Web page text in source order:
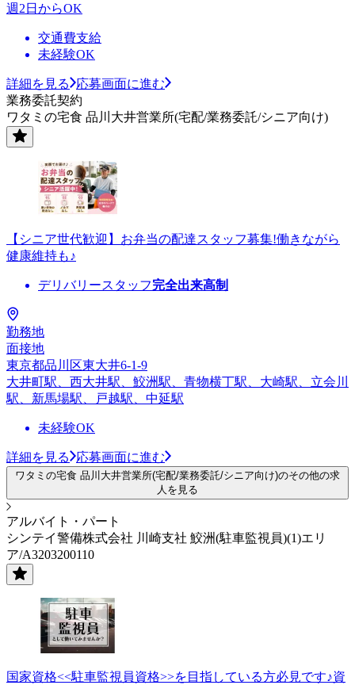
週2日からOK
交通費支給
未経験OK
詳細を見る
応募画面に進む
業務委託契約
ワタミの宅食 品川大井営業所(宅配/業務委託/シニア向け)
【シニア世代歓迎】お弁当の配達スタッフ募集!働きながら
健康維持も♪
デリバリースタッフ完全出来高制
勤務地
面接地
東京都品川区東大井6-1-9
大井町駅、西大井駅、鮫洲駅、青物横丁駅、大崎駅、立会川
駅、新馬場駅、戸越駅、中延駅
未経験OK
詳細を見る 応募画面に進む
ワタミの宅食 品川大井営業所(宅配/業務委託/シニア向け)のその他の求
人を見る
アルバイト・パート
シンテイ警備株式会社 川崎支社 鮫洲(駐車監視員)(1)エリ
ア/A3203200110
国家資格<<駐車監視員資格>>を目指している方必見です♪資